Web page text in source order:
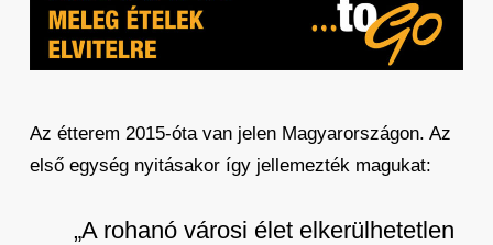
Az étterem 2015-óta van jelen Magyarországon. Az
első egység nyitásakor így jellemezték magukat:
„A rohanó városi élet elkerülhetetlen